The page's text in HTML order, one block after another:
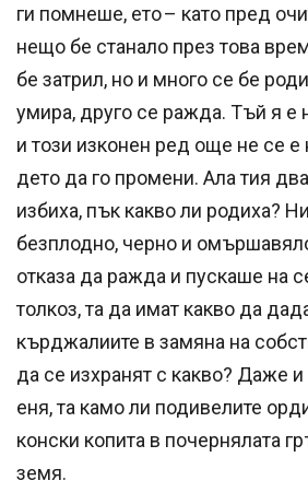
ги помнеше, ето – като пред
нещо бе станало през това
бе затрил, но и много се бе
умира, друго се ражда. Тъй я е
и този изконен ред още не се е
дето да го промени. Ала тия
избиха, пък какво ли родиха?
безплодно, черно и
отказа да ражда и пускаше на
толкоз, та да имат какво да
кърджалиите в замяна на
да се изхранят с какво? Даже
еня, та камо ли подивелите
конски копита в почернялата
земя.